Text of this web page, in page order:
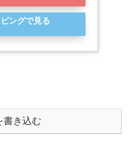
ングで見る
書き込む